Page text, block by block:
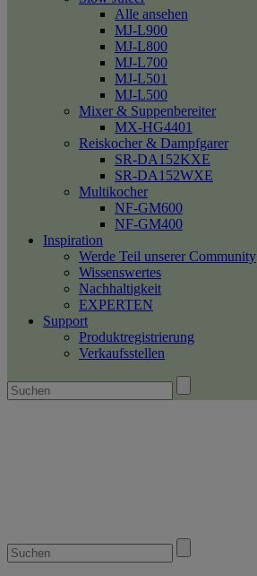
Alle ansehen
MJ-L900
MJ-L800
MJ-L700
MJ-L501
MJ-L500
Mixer & Suppenbereiter
MX-HG4401
Reiskocher & Dampfgarer
SR-DA152KXE
SR-DA152WXE
Multikocher
NF-GM600
NF-GM400
Inspiration
Werde Teil unserer Community
Wissenswertes
Nachhaltigkeit
EXPERTEN
Support
Produktregistrierung
Verkaufsstellen